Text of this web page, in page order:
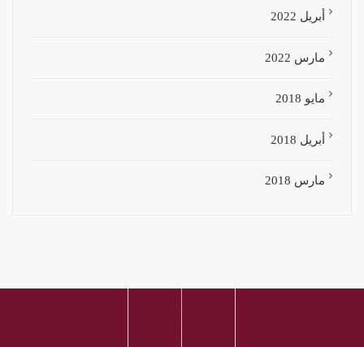
أبريل 2022
مارس 2022
مايو 2018
أبريل 2018
مارس 2018